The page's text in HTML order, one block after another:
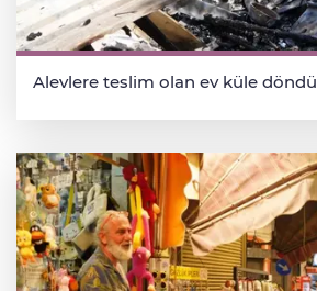
Alevlere teslim olan ev küle döndü